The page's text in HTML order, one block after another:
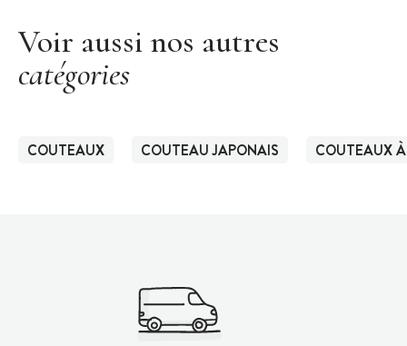
Voir aussi nos autres
catégories
COUTEAUX COUTEAU JAPONAIS COUTEAUX